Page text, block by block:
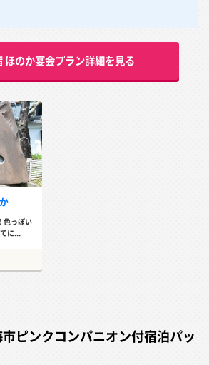
ほのか宴会プラン詳細を見る
色っぽい
に...
ピンクコンパニオン付宿泊パッ